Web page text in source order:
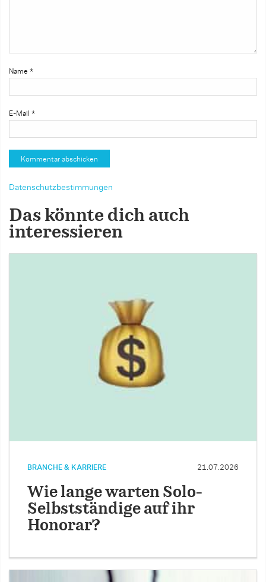
Name *
E-Mail *
Datenschutzbestimmungen
Das könnte dich auch
interessieren
BRANCHE & KARRIERE 21.07.2026
Wie lange warten Solo-
Selbstständige auf ihr
Honorar?